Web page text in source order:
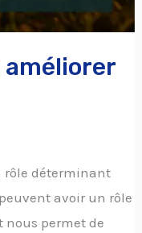
rôle déterminant
avoir un rôle
nous permet de